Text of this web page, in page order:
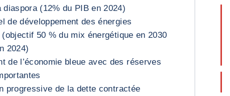
diaspora (12% du PIB en 2024)
de développement des énergies
50 % du mix énergétique en 2030
2024)
de l’économie bleue avec des réserves
progressive de la dette contractée